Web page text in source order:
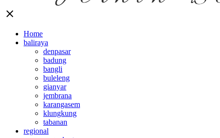
close
Home
baliraya
denpasar
badung
bangli
buleleng
gianyar
jembrana
karangasem
klungkung
tabanan
regional